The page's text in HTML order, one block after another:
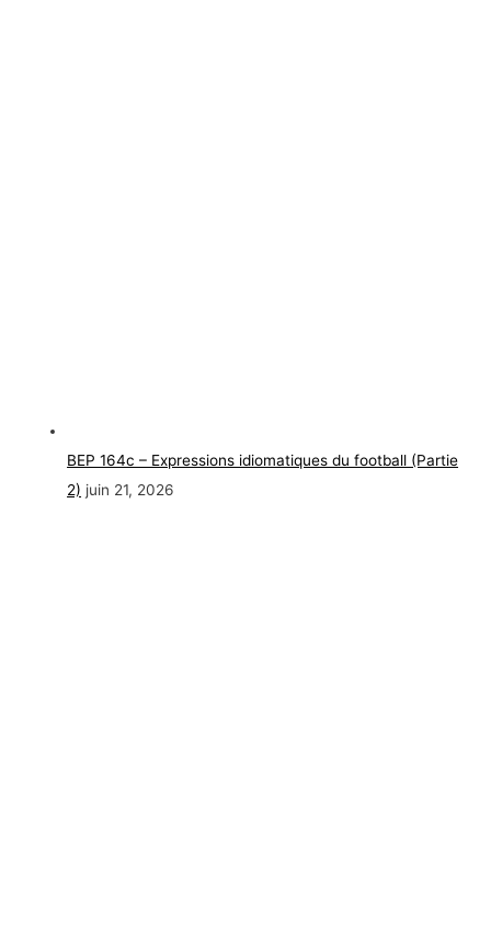
BEP 164c – Expressions idiomatiques du football (Partie
2) juin 21, 2026